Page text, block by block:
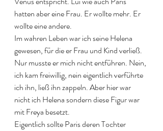
hatten aber eine Frau. Er wollte mehr. Er
wollte eine andere.
Im wahren Leben war ich seine Helena
gewesen, für die er Frau und Kind verließ.
Nur musste er mich nicht entführen. Nein,
ich kam freiwillig, nein eigentlich verführte
ich ihn, ließ ihn zappeln. Aber hier war
nicht ich Helena sondern diese Figur war
mit Freya besetzt.
Eigentlich sollte Paris deren Tochter